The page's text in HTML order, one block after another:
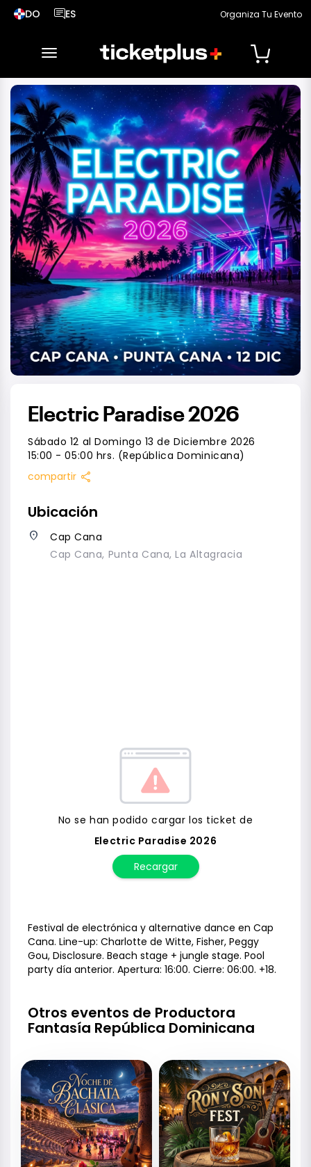
DO
País seleccionado, cambiar país
ES
Idioma seleccionado, cambiar idiomaOrganiza Tu Evento
desplegar navegación
Electric Paradise 2026
Sábado 12 al Domingo 13 de Diciembre 2026
15:00 - 05:00 hrs. (República Dominicana)
compartir share
Ubicación
place
Cap Cana
Cap Cana, Punta Cana, La Altagracia
No se han podido cargar los ticket de
Electric Paradise 2026
Recargar
Festival de electrónica y alternative dance en Cap
Cana. Line-up: Charlotte de Witte, Fisher, Peggy
Gou, Disclosure. Beach stage + jungle stage. Pool
party día anterior. Apertura: 16:00. Cierre: 06:00. +18.
Otros eventos de Productora
Fantasía República Dominicana